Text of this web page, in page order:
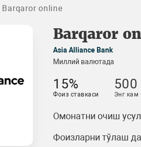
Barqaror online
Barqaror
Asia Alliance Bank
Миллий валютада
15%
Фоиз ставкаси
500
Энг кам
Омонатни очиш
Фоизларни тўлаш